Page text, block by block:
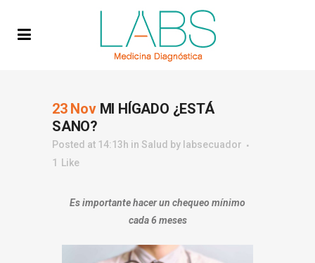
23 NovMI HÍGADO ¿ESTÁ
SANO?
Posted at 14:13h in Salud by labsecuador
1
Like
Es importante hacer un chequeo mínimo
cada 6 meses